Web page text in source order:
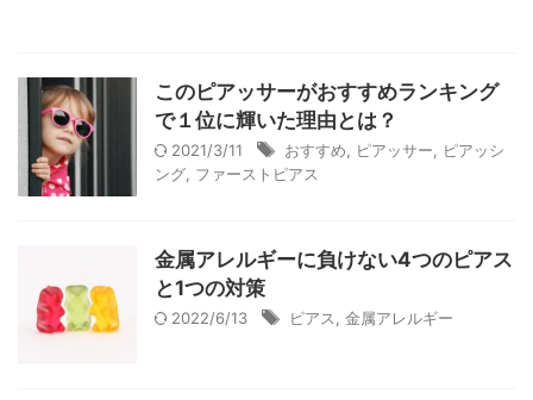
このピアッサーがおすすめランキング
で１位に輝いた理由とは？
2021/3/11 おすすめ ピアッサー
ピアッシ
ング ファーストピアス
金属アレルギーに負けない4つのピアス
と1つの対策
2022/6/13 ピアス 金属アレルギー